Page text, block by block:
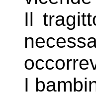
Il
I